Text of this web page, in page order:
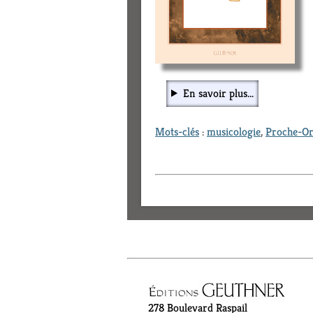
En savoir plus...
Mots-clés:musicologie,Proche-
278 Boulevard Raspail